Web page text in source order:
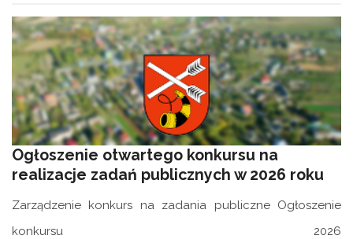
Ogłoszenie otwartego konkursu na
realizacje zadań publicznych w 2026 roku
Zarządzenie konkurs na zadania publiczne Ogłoszenie
konkursu 2026